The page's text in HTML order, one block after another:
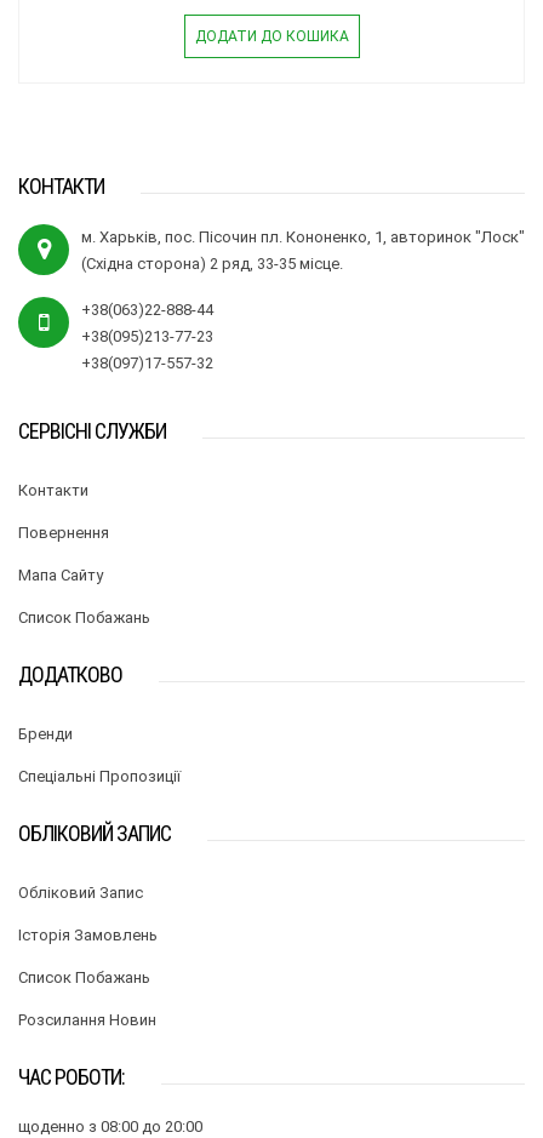
ДОДАТИ ДО КОШИКА
КОНТАКТИ
м. Харьків, пос. Пісочин пл. Кононенко, 1, авторинок "Лоск"
(Східна сторона) 2 ряд, 33-35 місце.
+38(063)22-888-44
+38(095)213-77-23
+38(097)17-557-32
СЕРВІСНІ СЛУЖБИ
Контакти
Повернення
Мапа Сайту
Список Побажань
ДОДАТКОВО
Бренди
Спеціальні Пропозиції
ОБЛІКОВИЙ ЗАПИС
Обліковий Запис
Історія Замовлень
Список Побажань
Розсилання Новин
ЧАС РОБОТИ:
щоденно з 08:00 до 20:00